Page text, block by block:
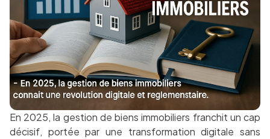
En 2025, la gestion de biens immobiliers franchit un cap
décisif, portée par une transformation digitale sans